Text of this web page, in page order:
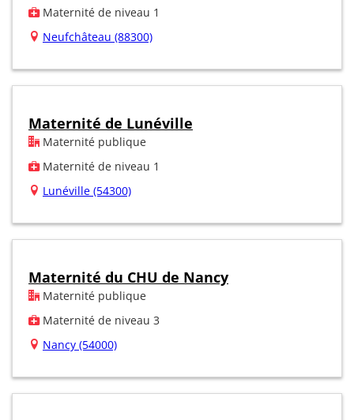
Maternité de niveau 1
Neufchâteau (88300)
Maternité de Lunéville
Maternité publique
Maternité de niveau 1
Lunéville (54300)
Maternité du CHU de Nancy
Maternité publique
Maternité de niveau 3
Nancy (54000)